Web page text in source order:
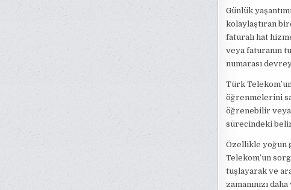
Günlük
kolaylaştıran
faturalı hat
veya faturanın
numarası
Türk
öğrenmelerini
öğrenebilir veya
sürecindeki
Özellikle yoğun
Telekom’un
tuşlayarak ve
zamanınızı